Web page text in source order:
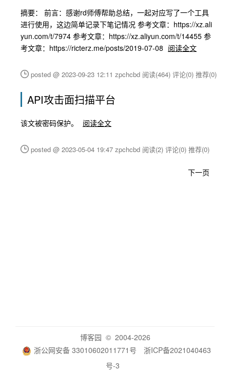
摘要： 前言：感谢rd师傅帮助总结，一起对应写了一个工具
进行使用，这边简单记录下笔记情况 参考文章：https://xz.ali
yun.com/t/7974 参考文章：https://xz.aliyun.com/t/14455 参
考文章：https://ricterz.me/posts/2019-07-08 阅读全文
posted @ 2023-09-23 12:11 zpchcbd 阅读(464) 评论(0) 推荐(0)
API攻击面扫描平台
该文被密码保护。 阅读全文
posted @ 2023-05-04 19:47 zpchcbd 阅读(2) 评论(0) 推荐(0)
下一页
博客园 © 2004-2026
浙公网安备 33010602011771号
浙ICP备2021040463
号-3